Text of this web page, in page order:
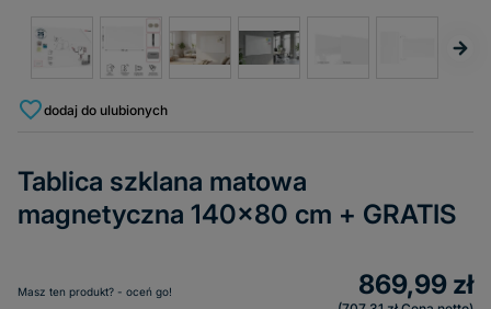
dodaj do ulubionych
Tablica szklana matowa
magnetyczna 140x80 cm + GRATIS
Masz ten produkt? - oceń go! 869,99 zł